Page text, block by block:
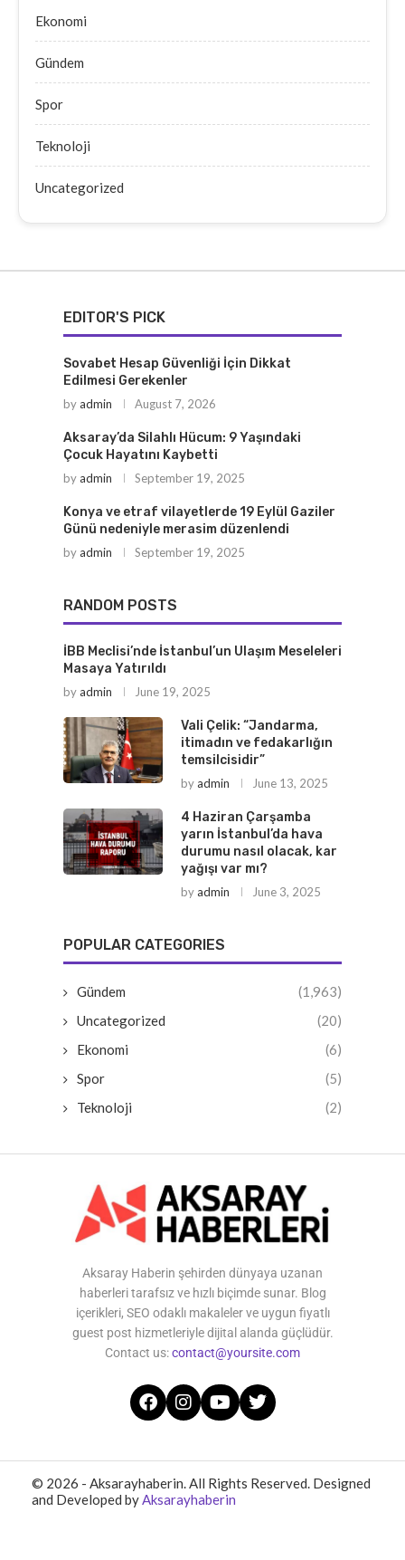
Ekonomi
Gündem
Spor
Teknoloji
Uncategorized
EDITOR'S PICK
Sovabet Hesap Güvenliği İçin Dikkat
Edilmesi Gerekenler
byadmin August 7, 2026
Aksaray’da Silahlı Hücum: 9 Yaşındaki
Çocuk Hayatını Kaybetti
byadmin September 19, 2025
Konya ve etraf vilayetlerde 19 Eylül Gaziler
Günü nedeniyle merasim düzenlendi
byadmin September 19, 2025
RANDOM POSTS
İBB Meclisi’nde İstanbul’un Ulaşım Meseleleri
Masaya Yatırıldı
byadmin June 19, 2025
Vali Çelik: “Jandarma,
itimadın ve fedakarlığın
temsilcisidir”
byadmin June 13, 2025
4 Haziran Çarşamba
yarın İstanbul’da hava
durumu nasıl olacak, kar
yağışı var mı?
byadmin June 3, 2025
POPULAR CATEGORIES
Gündem
(1,963)
Uncategorized
(20)
Ekonomi
(6)
Spor
(5)
Teknoloji
(2)
Aksaray Haberin şehirden dünyaya uzanan
haberleri tarafsız ve hızlı biçimde sunar. Blog
içerikleri, SEO odaklı makaleler ve uygun fiyatlı
guest post hizmetleriyle dijital alanda güçlüdür.
Contact us:contact@yoursite.com
© 2026 - Aksarayhaberin. All Rights Reserved. Designed
and Developed byAksarayhaberin